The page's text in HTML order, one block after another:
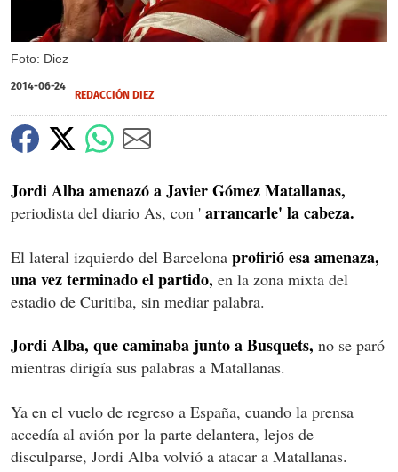
Foto: Diez
2014-06-24
REDACCIÓN DIEZ
Jordi Alba amenazó a Javier Gómez Matallanas,
periodista del diario As, con ' arrancarle' la cabeza.
El lateral izquierdo del Barcelona profirió esa amenaza,
una vez terminado el partido, en la zona mixta del
estadio de Curitiba, sin mediar palabra.
Jordi Alba, que caminaba junto a Busquets, no se paró
mientras dirigía sus palabras a Matallanas.
Ya en el vuelo de regreso a España, cuando la prensa
accedía al avión por la parte delantera, lejos de
disculparse, Jordi Alba volvió a atacar a Matallanas.